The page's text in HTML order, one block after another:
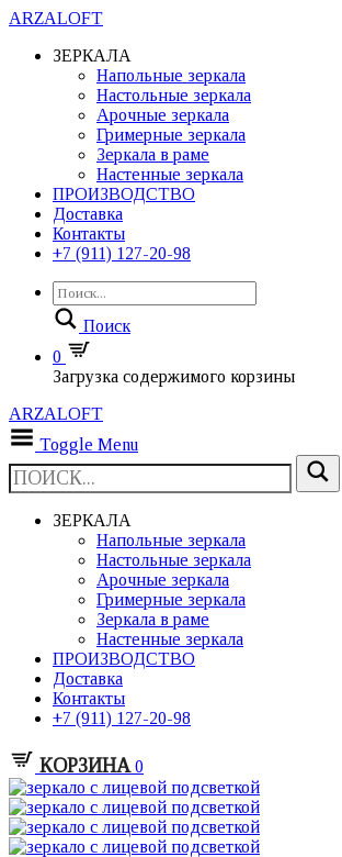
ARZALOFT
ЗЕРКАЛА
Напольные зеркала
Настольные зеркала
Арочные зеркала
Гримерные зеркала
Зеркала в раме
Настенные зеркала
ПРОИЗВОДСТВО
Доставка
Контакты
+7 (911) 127-20-98
Поиск
0
Загрузка содержимого корзины
ARZALOFT
Toggle Menu
ЗЕРКАЛА
Напольные зеркала
Настольные зеркала
Арочные зеркала
Гримерные зеркала
Зеркала в раме
Настенные зеркала
ПРОИЗВОДСТВО
Доставка
Контакты
+7 (911) 127-20-98
КОРЗИНА 0